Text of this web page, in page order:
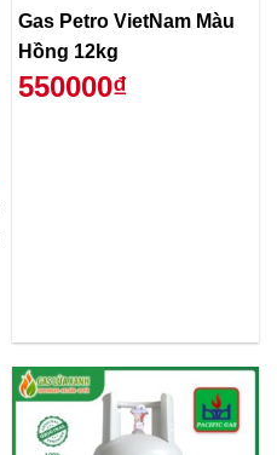
Gas Petro VietNam Màu
Hồng 12kg
550000₫